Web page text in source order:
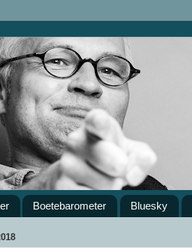
Boetebarometer Bluesky